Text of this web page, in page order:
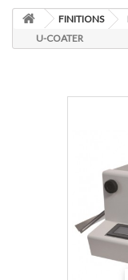
FINITIONS
U-COATER